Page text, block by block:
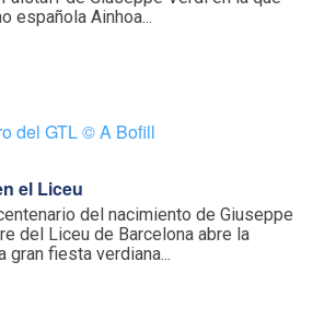
española Ainhoa...
el Liceu
del nacimiento de Giuseppe
del Liceu de Barcelona abre la
gran fiesta verdiana...